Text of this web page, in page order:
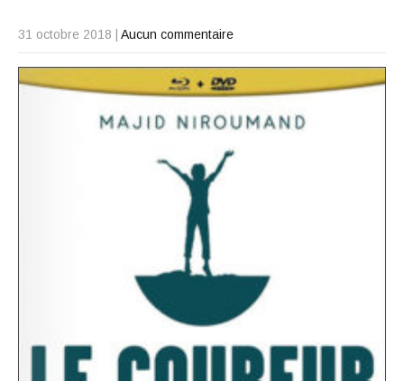
31 octobre 2018 Aucun commentaire